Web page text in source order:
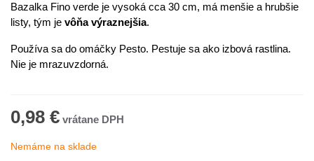
Bazalka Fino verde je vysoká cca 30 cm, má menšie a hrubšie
listy, tým je vôňa výraznejšia.
Používa sa do omáčky Pesto. Pestuje sa ako izbová rastlina.
Nie je mrazuvzdorná.
0,98 €
Nemáme na sklade